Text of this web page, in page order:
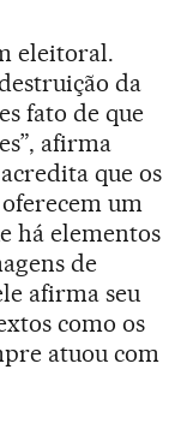
eleitoral.
da
fato de que
afirma
que os
um
há elementos
de
afirma seu
como os
atuou com